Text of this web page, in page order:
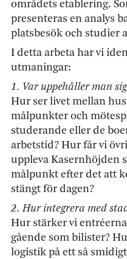
områdets etablering.
presenteras en analys
platsbesök och studier
I detta arbeta har vi
utmaningar:
1. Var uppehåller man
Hur ser livet mellan
målpunkter och
studerande eller de
arbetstid? Hur får vi
uppleva Kasernhöjden
målpunkt efter det att
stängt för dagen?
2. Hur integrera med
Hur stärker vi
gående som bilister?
logistik på ett så